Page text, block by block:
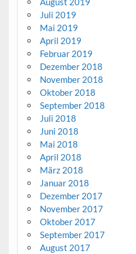
Juli 2019
Mai 2019
April 2019
Februar 2019
Dezember 2018
November 2018
Oktober 2018
September 2018
Juli 2018
Juni 2018
Mai 2018
April 2018
März 2018
Januar 2018
Dezember 2017
November 2017
Oktober 2017
September 2017
August 2017